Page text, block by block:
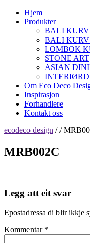
Hjem
Produkter
BALI KURV
BALI KURV
LOMBOK
STONE ART
ASIAN
Om Eco Deco
Inspirasjon
Forhandlere
Kontakt oss
ecodeco design / /
MRB002C
Legg att eit svar
Epostadressa di blir ikkje
Kommentar *